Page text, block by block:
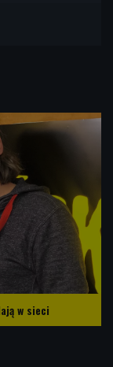
w sieci